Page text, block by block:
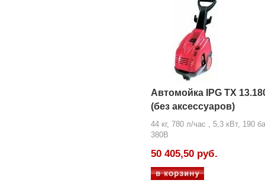
Автомойка IPG TX
(без аксессуаров)
44 кг, 780 л/час , 5,3 кВт, 190
380В
50 405,50 руб.